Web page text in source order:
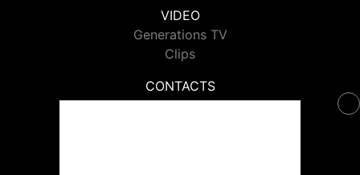
VIDEO
Generations TV
Clips
CONTACTS
Contacter Generations